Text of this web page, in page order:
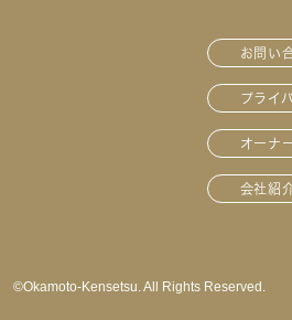
お問い
プライ
オーナ
会社紹
©︎Okamoto-Kensetsu. All Rights Reserved.